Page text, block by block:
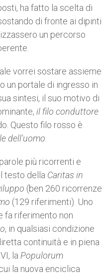
ha fatto la scelta di
di fronte ai dipinti
un percorso
vorrei sostare assieme
un portale di ingresso in
sintesi, il suo motivo di
il filo conduttore
Questo filo rosso è
dell'uomo
più ricorrenti e
testo della Caritas in
(ben 260 ricorrenze
(129 riferimenti). Uno
fa riferimento non
, in qualsiasi condizione
continuità e in piena
la Populorum
la nuova enciclica